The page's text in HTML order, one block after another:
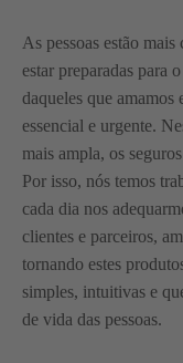
As pessoas estão
estar preparadas para
daqueles que
essencial e urgente.
mais ampla, os
Por isso, nós temos
cada dia nos
clientes e parceiros,
tornando estes
simples, intuitivas e
de vida das pessoas.